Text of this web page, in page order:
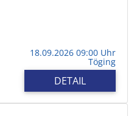
18.09.2026 09:00 Uhr
Töging
DETAIL